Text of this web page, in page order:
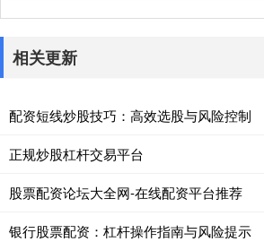
相关更新
配资短线炒股技巧：高效选股与风险控制
正规炒股杠杆交易平台
股票配资论坛大全网-在线配资平台推荐
银行股票配资：杠杆操作指南与风险提示